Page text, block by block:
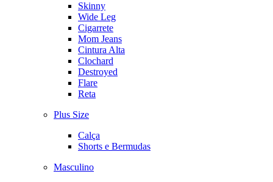
Skinny
Wide Leg
Cigarrete
Mom Jeans
Cintura Alta
Clochard
Destroyed
Flare
Reta
Plus Size
Calça
Shorts e Bermudas
Masculino